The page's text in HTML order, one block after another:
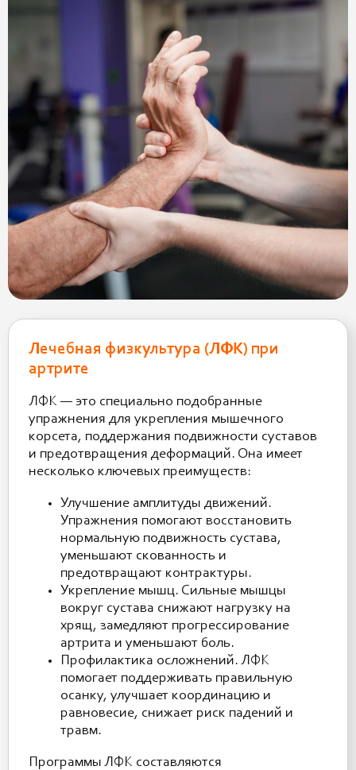
Лечебная физкультура (ЛФК) при
артрите
ЛФК — это специально подобранные
упражнения для укрепления мышечного
корсета, поддержания подвижности суставов
и предотвращения деформаций. Она имеет
несколько ключевых преимуществ:
Улучшение амплитуды движений.
Упражнения помогают восстановить
нормальную подвижность сустава,
уменьшают скованность и
предотвращают контрактуры.
Укрепление мышц. Сильные мышцы
вокруг сустава снижают нагрузку на
хрящ, замедляют прогрессирование
артрита и уменьшают боль.
Профилактика осложнений. ЛФК
помогает поддерживать правильную
осанку, улучшает координацию и
равновесие, снижает риск падений и
травм.
Программы ЛФК составляются